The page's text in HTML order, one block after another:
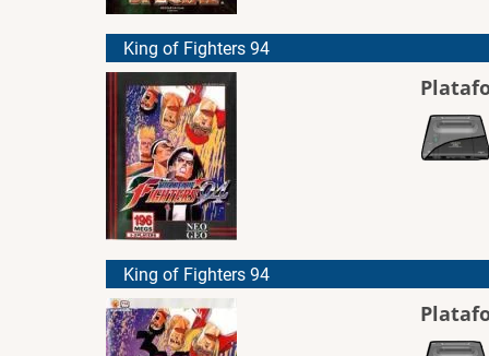
King of Fighters 94
King of Fighters 94